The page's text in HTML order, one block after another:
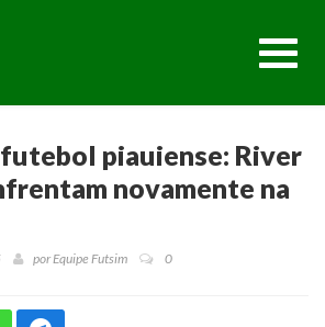
piauiense: River
novamente na
por Equipe Futsim 0